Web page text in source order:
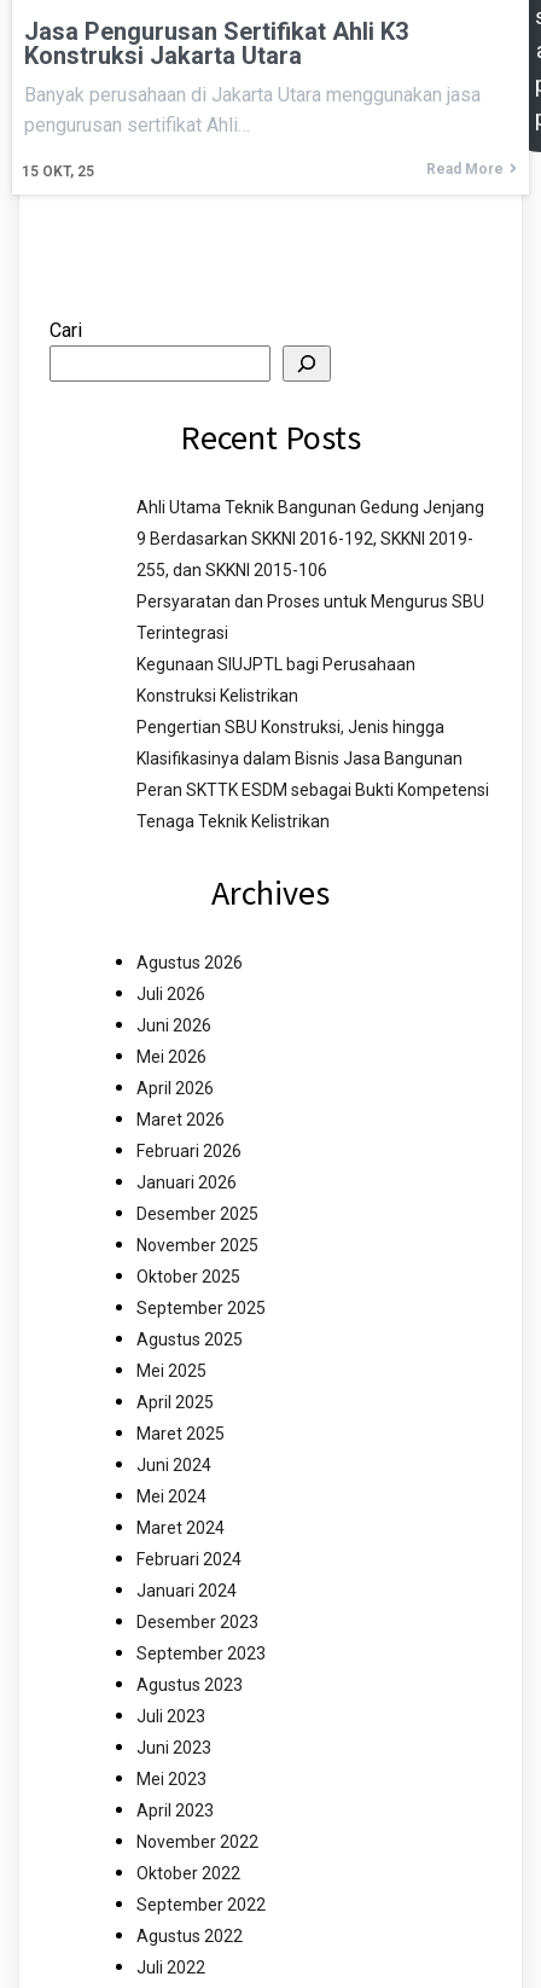
Jasa Pengurusan Sertifikat Ahli K3
Konstruksi Jakarta Utara
15 OKT, 25
Banyak perusahaan di Jakarta Utara menggunakan jasa
pengurusan sertifikat Ahli…
Read More
Cari
Recent Posts
Ahli Utama Teknik Bangunan Gedung Jenjang
9 Berdasarkan SKKNI 2016-192, SKKNI 2019-
255, dan SKKNI 2015-106
Persyaratan dan Proses untuk Mengurus SBU
Terintegrasi
Kegunaan SIUJPTL bagi Perusahaan
Konstruksi Kelistrikan
Pengertian SBU Konstruksi, Jenis hingga
Klasifikasinya dalam Bisnis Jasa Bangunan
Peran SKTTK ESDM sebagai Bukti Kompetensi
Tenaga Teknik Kelistrikan
Archives
Agustus 2026
Juli 2026
Juni 2026
Mei 2026
April 2026
Maret 2026
Februari 2026
Januari 2026
Desember 2025
November 2025
Oktober 2025
September 2025
Agustus 2025
Mei 2025
April 2025
Maret 2025
Juni 2024
Mei 2024
Maret 2024
Februari 2024
Januari 2024
Desember 2023
September 2023
Agustus 2023
Juli 2023
Juni 2023
Mei 2023
April 2023
November 2022
Oktober 2022
September 2022
Agustus 2022
Juli 2022